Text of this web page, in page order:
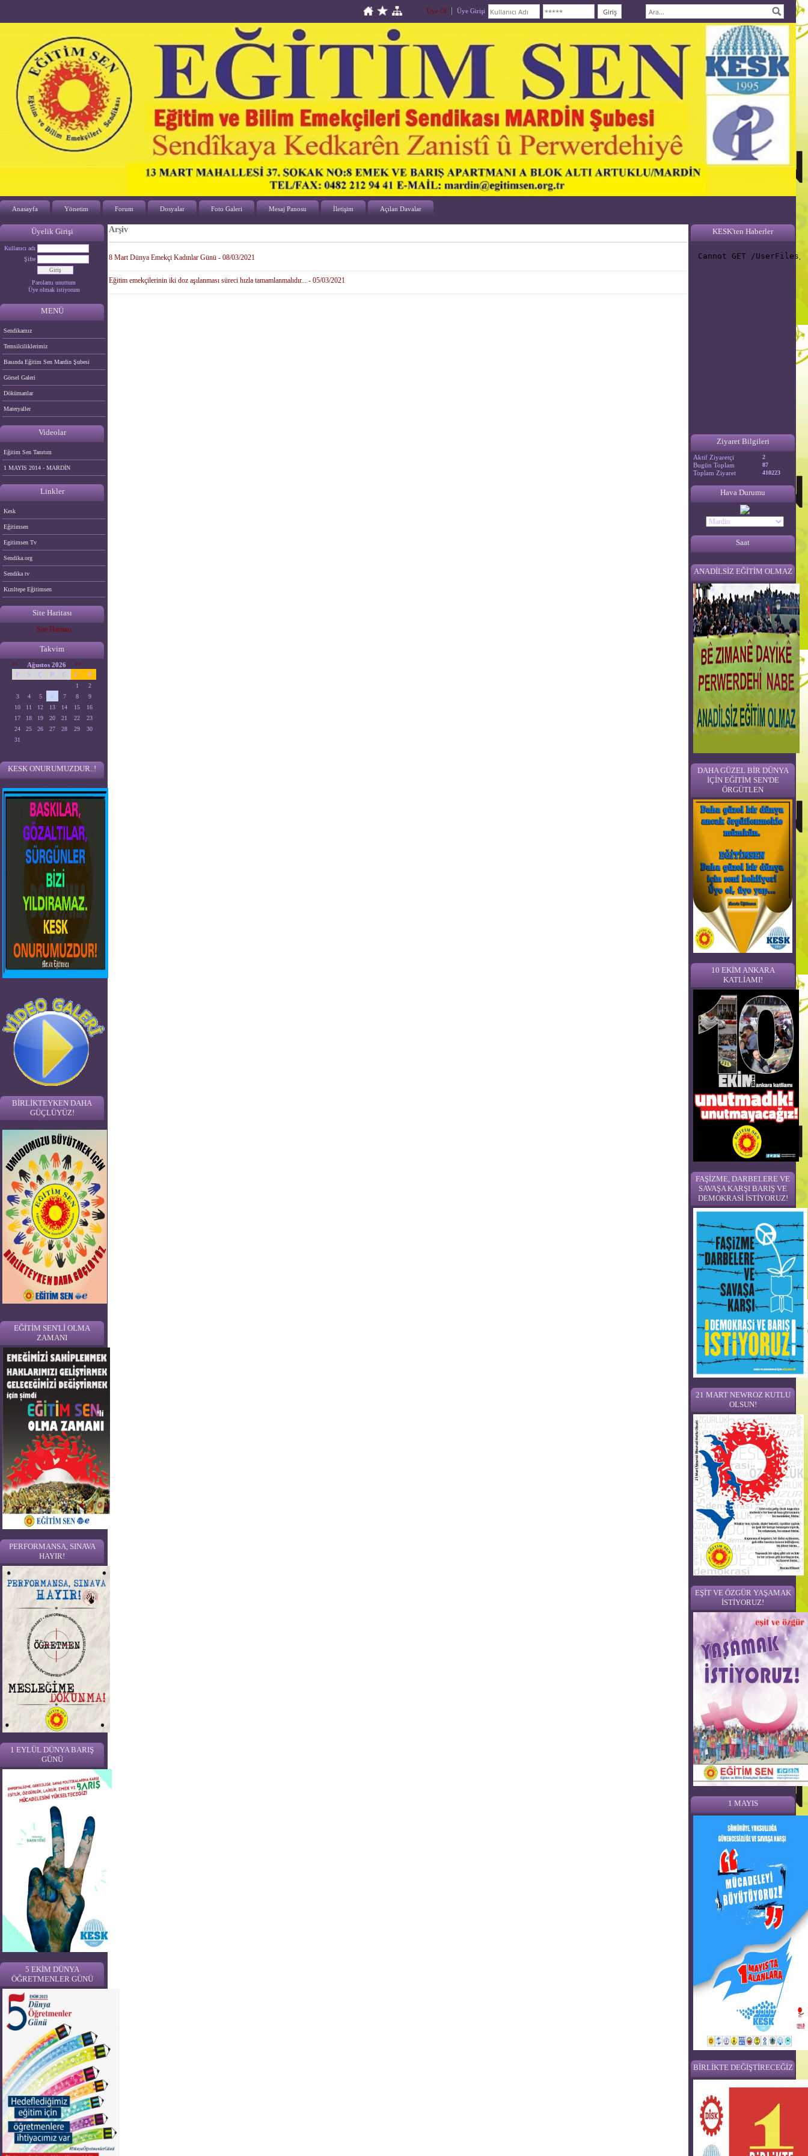
Üye Ol Üye Girişi
Anasayfa Yönetim Forum Dosyalar Foto Galeri Mesaj Panosu İletişim Açılan Davalar
Üyelik Girişi
Kullanıcı adı
Şifre
Parolamı unuttum
Üye olmak istiyorum
MENÜ
Sendikamız
Temsilciliklerimiz
Basında Eğitim Sen Mardin Şubesi
Görsel Galeri
Dökümanlar
Materyaller
Videolar
Eğitim Sen Tanıtım
1 MAYIS 2014 - MARDİN
Linkler
Kesk
Eğitimsen
Egitimsen Tv
Sendika.org
Sendika tv
Kızıltepe Eğitimsen
Site Haritası
Site Haritası
Takvim
<< Ağustos 2026 >>
P S Ç P C C P
1
2
3
4 5 6 7 8
9
10
11 12 13 14 15
16
17
18 19 20 21 22
23
24
25 26 27 28 29
30
31
KESK ONURUMUZDUR..!
BİRLİKTEYKEN DAHA
GÜÇLÜYÜZ!
EĞİTİM SEN'Lİ OLMA
ZAMANI
PERFORMANSA, SINAVA
HAYIR!
1 EYLÜL DÜNYA BARIŞ
GÜNÜ
5 EKİM DÜNYA
ÖĞRETMENLER GÜNÜ
Arşiv
8 Mart Dünya Emekçi Kadınlar Günü - 08/03/2021
Eğitim emekçilerinin iki doz aşılanması süreci hızla tamamlanmalıdır... - 05/03/2021
KESK'ten Haberler
Ziyaret Bilgileri
Aktif Ziyaretçi 2
Bugün Toplam 87
Toplam Ziyaret 410223
Hava Durumu
Saat
ANADİLSİZ EĞİTİM OLMAZ
DAHA GÜZEL BİR DÜNYA
İÇİN EĞİTİM SEN'DE
ÖRGÜTLEN
10 EKİM ANKARA
KATLİAMI!
FAŞİZME, DARBELERE VE
SAVAŞA KARŞI BARIŞ VE
DEMOKRASİ İSTİYORUZ!
21 MART NEWROZ KUTLU
OLSUN!
EŞİT VE ÖZGÜR YAŞAMAK
İSTİYORUZ!
1 MAYIS
BİRLİKTE DEĞİŞTİRECEĞİZ